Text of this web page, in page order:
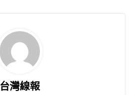
台灣線報